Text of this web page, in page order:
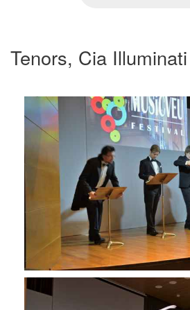
Tenors, Cia Illuminati